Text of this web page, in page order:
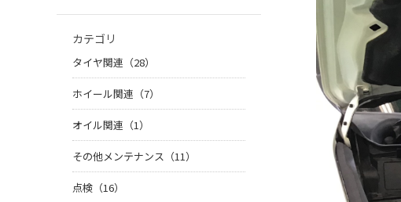
カテゴリ
タイヤ関連（28）
ホイール関連（7）
オイル関連（1）
その他メンテナンス（11）
点検（16）